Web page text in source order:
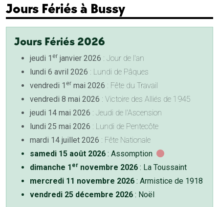
Jours Fériés à Bussy
Jours Fériés 2026
jeudi 1 er janvier 2026 : Jour de l'an
lundi 6 avril 2026 : Lundi de Pâques
vendredi 1 er mai 2026 : Fête du Travail
vendredi 8 mai 2026 : Victoire des Alliés de 1945
jeudi 14 mai 2026 : Jeudi de l'Ascension
lundi 25 mai 2026 : Lundi de Pentecôte
mardi 14 juillet 2026 : Fête Nationale
samedi 15 août 2026 : Assomption
dimanche 1 er novembre 2026 : La Toussaint
mercredi 11 novembre 2026 : Armistice de 1918
vendredi 25 décembre 2026 : Noël